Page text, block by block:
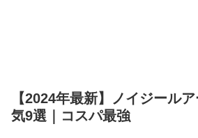
【2024年最新】ノイジール
気9選｜コスパ最強